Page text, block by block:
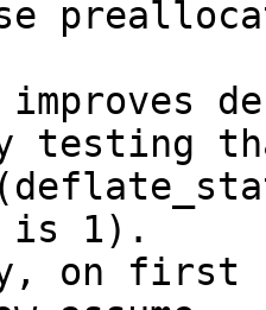
improves
testing
is 1).
on first